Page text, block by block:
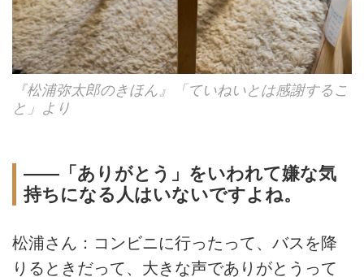
『松浦弥太郎のきほん』「ていねいとは感謝するこ
と」より
――「ありがとう」をいわれて嫌な気
持ちになる人はいないですよね。
松浦さん：コンビニに行ったって、バスを降
りるときだって、大きな声でありがとうって